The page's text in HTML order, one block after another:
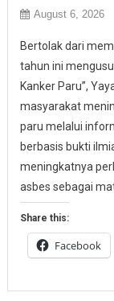
August 6, 2026
Bertolak dari
tahun ini
Kanker Paru”,
masyarakat
paru melalui
berbasis bukti
meningkatnya
asbes sebagai
Share this:
Facebook